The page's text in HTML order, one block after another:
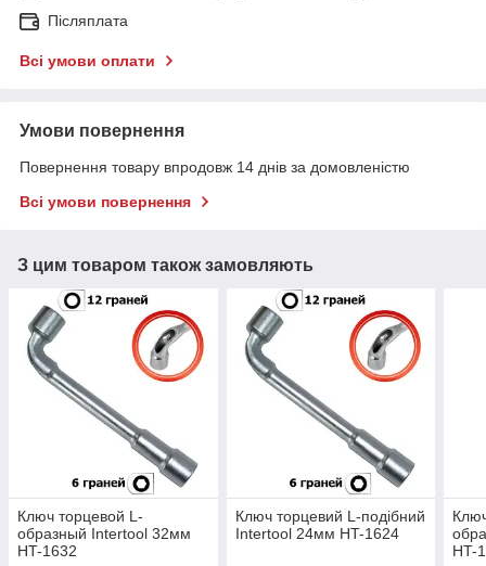
Післяплата
Всі умови оплати
Умови повернення
Повернення товару впродовж 14 днів за домовленістю
Всі умови повернення
З цим товаром також замовляють
Ключ торцевой L-
образный Intertool 32мм
HT-1632
Ключ торцевий L-подібний
Intertool 24мм HT-1624
HT-